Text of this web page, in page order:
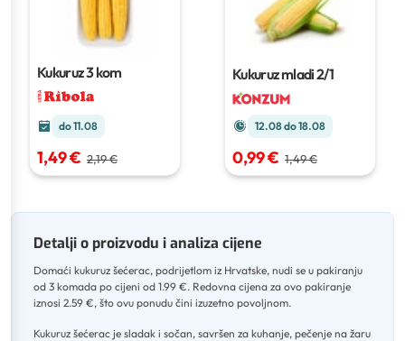
Kukuruz3 kom
do 11.08
1,49 € 2,19 €
Kukuruz mladi2/1
12.08 do 18.08
0,99 € 1,49 €
Detalji o proizvodu i analiza cijene
Domaći kukuruz šećerac, podrijetlom iz Hrvatske, nudi se u pakiranju
od 3 komada po cijeni od 1.99 €. Redovna cijena za ovo pakiranje
iznosi 2.59 €, što ovu ponudu čini izuzetno povoljnom.
Kukuruz šećerac je sladak i sočan, savršen za kuhanje, pečenje na žaru